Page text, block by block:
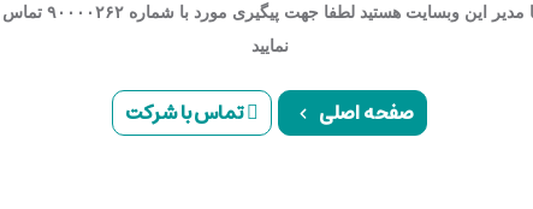
اگر شما مدیر این وبسایت هستید لطفا
نمایید
صفحه اصلی تماس با شرکت